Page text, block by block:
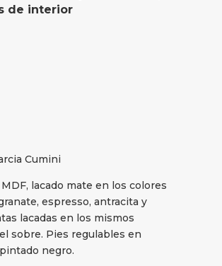
de interior
Cumini
lacado mate en los colores
espresso, antracita y
lacadas en los mismos
sobre. Pies regulables en
negro.